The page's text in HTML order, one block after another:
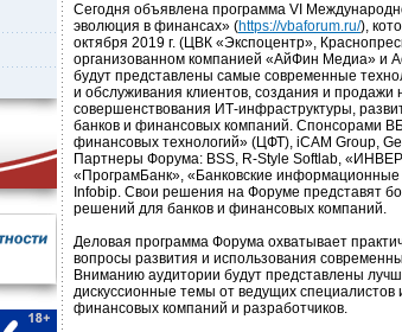
Сегодня объявлена программа VI
эволюция в финансах» (https://vbaforum.ru/),
октября 2019 г. (ЦВК «Экспоцентр»,
организованном компанией «АйФин Медиа» и
будут представлены самые современные
и обслуживания клиентов, создания и продажи
совершенствования ИТ-инфраструктуры,
банков и финансовых компаний. Спонсорами
финансовых технологий» (ЦФТ), iCAM Group,
Партнеры Форума: BSS, R-Style Softlab,
«ПрограмБанк», «Банковские
Infobip. Свои решения на Форуме представят
решений для банков и финансовых компаний.
Деловая программа Форума охватывает
вопросы развития и использования
Вниманию аудитории будут представлены
дискуссионные темы от ведущих специалистов
финансовых компаний и разработчиков.